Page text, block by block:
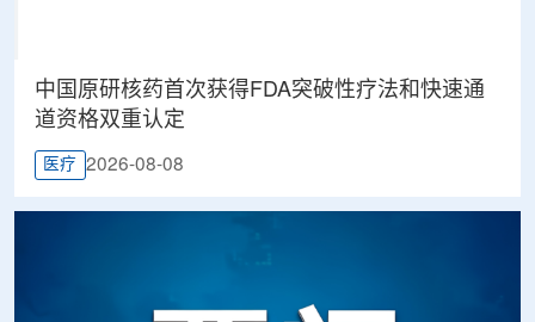
中国原研核药首次获得FDA突破性疗法和快速通
道资格双重认定
医疗 2026-08-08